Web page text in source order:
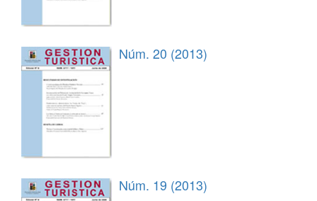
Núm. 20 (2013)
Núm. 19 (2013)